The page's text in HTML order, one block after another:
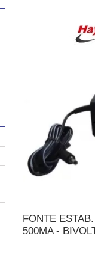
FONTE
500MA -